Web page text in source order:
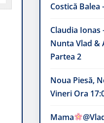
Costică Balea
Claudia Ionas
Nunta Vlad &
Partea 2
Noua Piesă,
Vineri Ora
Mama